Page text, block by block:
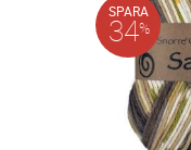
SPARA
34%